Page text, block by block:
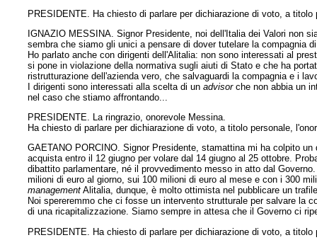
PRESIDENTE. Ha chiesto di parlare per dichiarazione di voto, a
IGNAZIO MESSINA. Signor Presidente, noi dell'Italia dei Valori non
sembra che siamo gli unici a pensare di dover tutelare la compagnia
Ho parlato anche con dirigenti dell'Alitalia: non sono interessati al
si pone in violazione della normativa sugli aiuti di Stato e che ha
ristrutturazione dell'azienda vero, che salvaguardi la compagnia e i
I dirigenti sono interessati alla scelta di unadvisorche non abbia un
nel caso che stiamo affrontando...
PRESIDENTE. La ringrazio, onorevole Messina.
Ha chiesto di parlare per dichiarazione di voto, a titolo personale,
GAETANO PORCINO. Signor Presidente, stamattina mi ha colpito
acquista entro il 12 giugno per volare dal 14 giugno al 25 ottobre.
dibattito parlamentare, né il provvedimento messo in atto dal
milioni di euro al giorno, sui 100 milioni di euro al mese e con i 300
management Alitalia, dunque, è molto ottimista nel pubblicare un
Noi spereremmo che ci fosse un intervento strutturale per salvare la
di una ricapitalizzazione. Siamo sempre in attesa che il Governo ci
PRESIDENTE. Ha chiesto di parlare per dichiarazione di voto, a